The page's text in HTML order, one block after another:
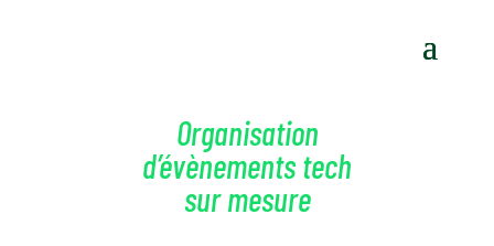
Organisation
d’évènements tech
sur mesure